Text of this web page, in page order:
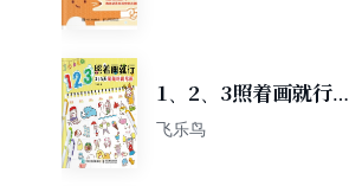
1、2、3照着画就行
365天萌萌的简笔画
飞乐鸟